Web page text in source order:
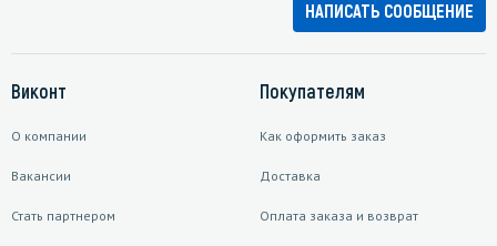
НАПИСАТЬ СООБЩЕНИЕ
Виконт
О компании
Вакансии
Стать партнером
Покупателям
Как оформить заказ
Доставка
Оплата заказа и возврат